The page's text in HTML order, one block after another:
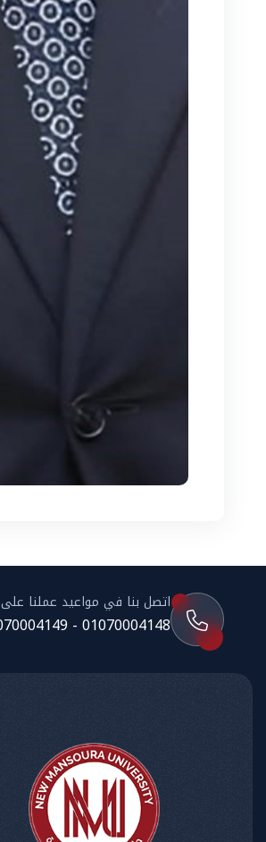
اتصل بنا في مواعيد عملنا على
01070004148 - 01070004149